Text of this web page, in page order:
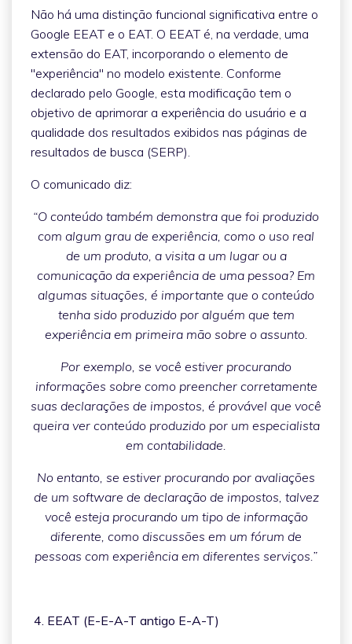
Não há uma distinção funcional significativa entre o
Google EEAT e o EAT. O EEAT é, na verdade, uma
extensão do EAT, incorporando o elemento de
"experiência" no modelo existente. Conforme
declarado pelo Google, esta modificação tem o
objetivo de aprimorar a experiência do usuário e a
qualidade dos resultados exibidos nas páginas de
resultados de busca (SERP).
O comunicado diz:
“O conteúdo também demonstra que foi produzido
com algum grau de experiência, como o uso real
de um produto, a visita a um lugar ou a
comunicação da experiência de uma pessoa? Em
algumas situações, é importante que o conteúdo
tenha sido produzido por alguém que tem
experiência em primeira mão sobre o assunto.
Por exemplo, se você estiver procurando
informações sobre como preencher corretamente
suas declarações de impostos, é provável que você
queira ver conteúdo produzido por um especialista
em contabilidade.
No entanto, se estiver procurando por avaliações
de um software de declaração de impostos, talvez
você esteja procurando um tipo de informação
diferente, como discussões em um fórum de
pessoas com experiência em diferentes serviços.”
4. EEAT (E-E-A-T antigo E-A-T)